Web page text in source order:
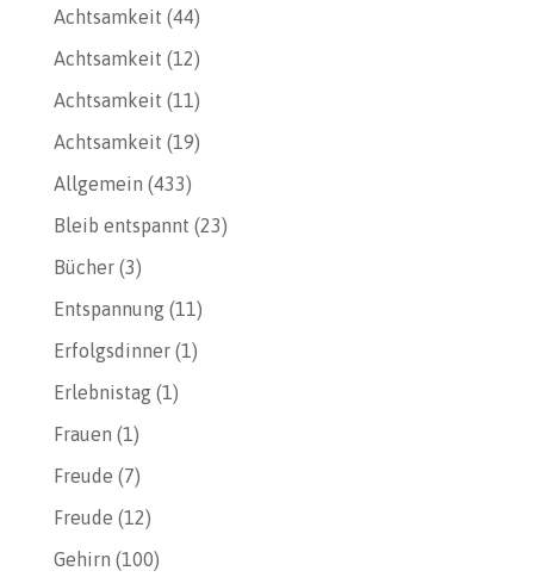
Achtsamkeit (44)
Achtsamkeit (12)
Achtsamkeit (11)
Achtsamkeit (19)
Allgemein (433)
Bleib entspannt (23)
Bücher(3)
Entspannung(11)
Erfolgsdinner(1)
Erlebnistag(1)
Frauen (1)
Freude (7)
Freude (12)
Gehirn (100)